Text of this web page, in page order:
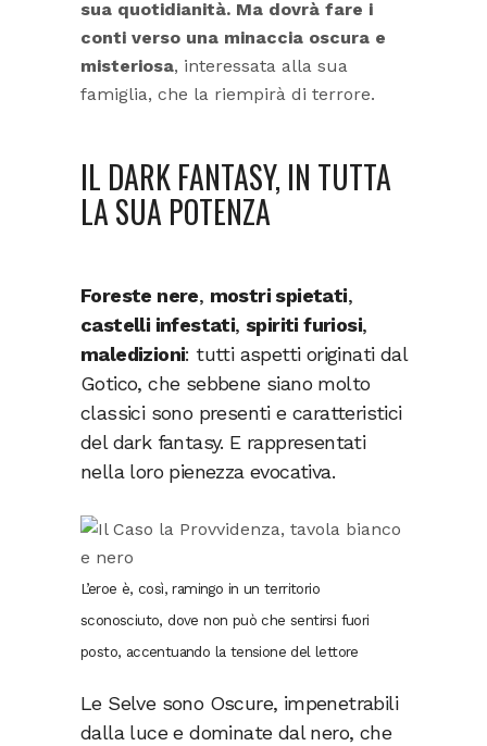
sua quotidianità. Ma dovrà fare i
conti verso una minaccia oscura e
misteriosa, interessata alla sua
famiglia, che la riempirà di terrore.
IL DARK FANTASY, IN TUTTA
LA SUA POTENZA
Foreste nere, mostri spietati,
castelli infestati, spiriti furiosi,
maledizioni: tutti aspetti originati dal
Gotico, che sebbene siano molto
classici sono presenti e caratteristici
del dark fantasy. E rappresentati
nella loro pienezza evocativa.
L’eroe è, così, ramingo in un territorio
sconosciuto, dove non può che sentirsi fuori
posto, accentuando la tensione del lettore
Le Selve sono Oscure, impenetrabili
dalla luce e dominate dal nero, che